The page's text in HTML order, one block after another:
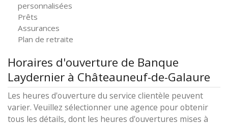
personnalisées
Prêts
Assurances
Plan de retraite
Horaires d'ouverture de Banque
Laydernier à Châteauneuf-de-Galaure
Les heures d'ouverture du service clientèle peuvent
varier. Veuillez sélectionner une agence pour obtenir
tous les détails, dont les heures d'ouvertures mises à